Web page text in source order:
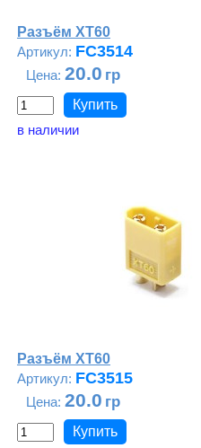
Разъём XT60
FC3514
20.0
в наличии
Разъём XT60
FC3515
20.0